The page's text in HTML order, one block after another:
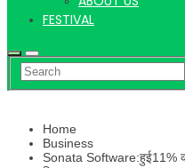
FESTIVAL
Home
Business
Sonata Software:हुई11%